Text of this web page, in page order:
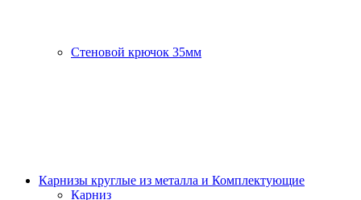
Стеновой крючок 35мм
Карнизы круглые из металла и Комплектующие
Карниз